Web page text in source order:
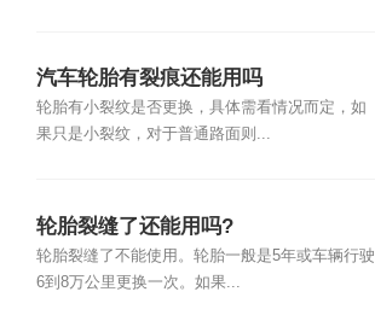
汽车轮胎有裂痕还能用吗
轮胎有小裂纹是否更换，具体需看情况而定，如
果只是小裂纹，对于普通路面则...
轮胎裂缝了还能用吗?
轮胎裂缝了不能使用。轮胎一般是5年或车辆行驶
6到8万公里更换一次。如果...